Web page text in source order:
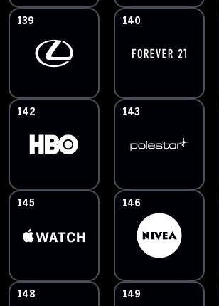
139 140
142 143
145 146
148 149